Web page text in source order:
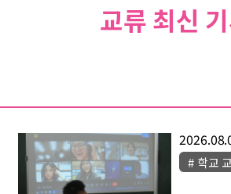
교류 최신
학교